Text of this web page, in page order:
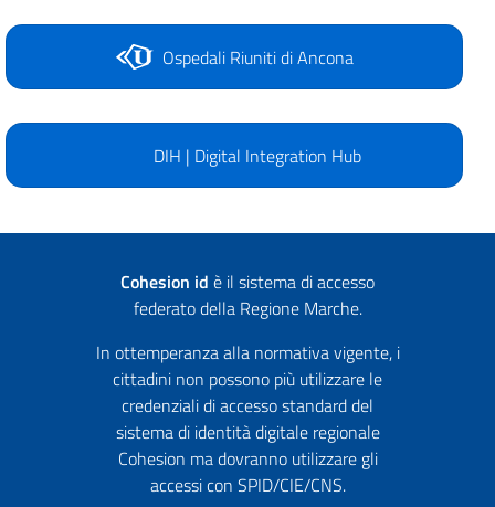
Ospedali Riuniti di Ancona
DIH | Digital Integration Hub
Cohesion id è il sistema di accesso
federato della Regione Marche.
In ottemperanza alla normativa vigente, i
cittadini non possono più utilizzare le
credenziali di accesso standard del
sistema di identità digitale regionale
Cohesion ma dovranno utilizzare gli
accessi con SPID/CIE/CNS.